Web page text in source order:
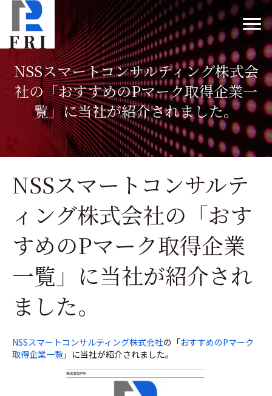
NSSスマートコンサルティング株式会
社の「おすすめのPマーク取得企業一
覧」に当社が紹介されました。
NSSスマートコンサルテ
ィング株式会社の「おす
すめのPマーク取得企業
一覧」に当社が紹介され
ました。
NSSスマートコンサルティング株式会社の「おすすめのPマーク
取得企業一覧 」に当社が紹介されました。